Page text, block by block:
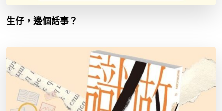
生仔，邊個話事？